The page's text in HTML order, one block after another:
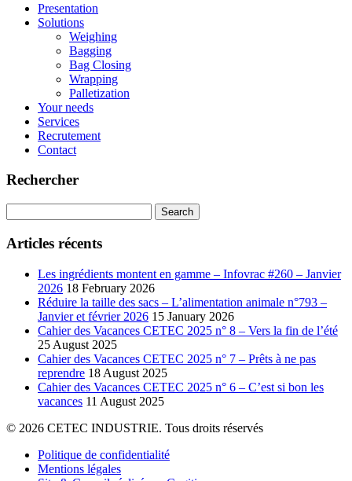
Presentation
Solutions
Weighing
Bagging
Bag Closing
Wrapping
Palletization
Your needs
Services
Recrutement
Contact
Rechercher
for:
Articles récents
Les ingrédients montent en gamme – Infovrac #260 – Janvier
2026 18 February 2026
Réduire la taille des sacs – L’alimentation animale n°793 –
Janvier et février 2026 15 January 2026
Cahier des Vacances CETEC 2025 n° 8 – Vers la fin de l’été
25 August 2025
Cahier des Vacances CETEC 2025 n° 7 – Prêts à ne pas
reprendre 18 August 2025
Cahier des Vacances CETEC 2025 n° 6 – C’est si bon les
vacances 11 August 2025
© 2026 CETEC INDUSTRIE. Tous droits réservés
Politique de confidentialité
Mentions légales